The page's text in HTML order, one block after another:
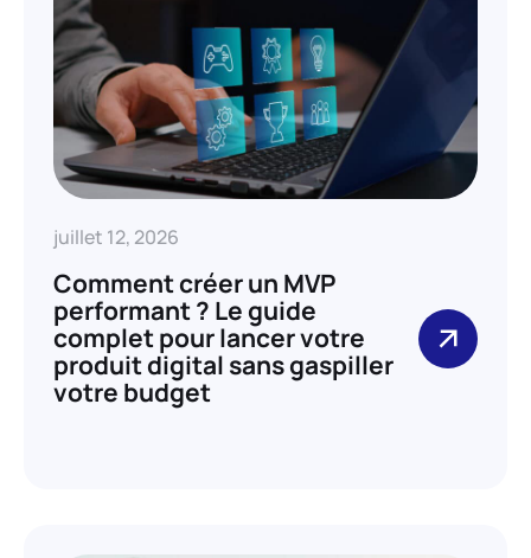
juillet 12, 2026
Comment créer un MVP
performant ? Le guide
complet pour lancer votre
produit digital sans gaspiller
votre budget